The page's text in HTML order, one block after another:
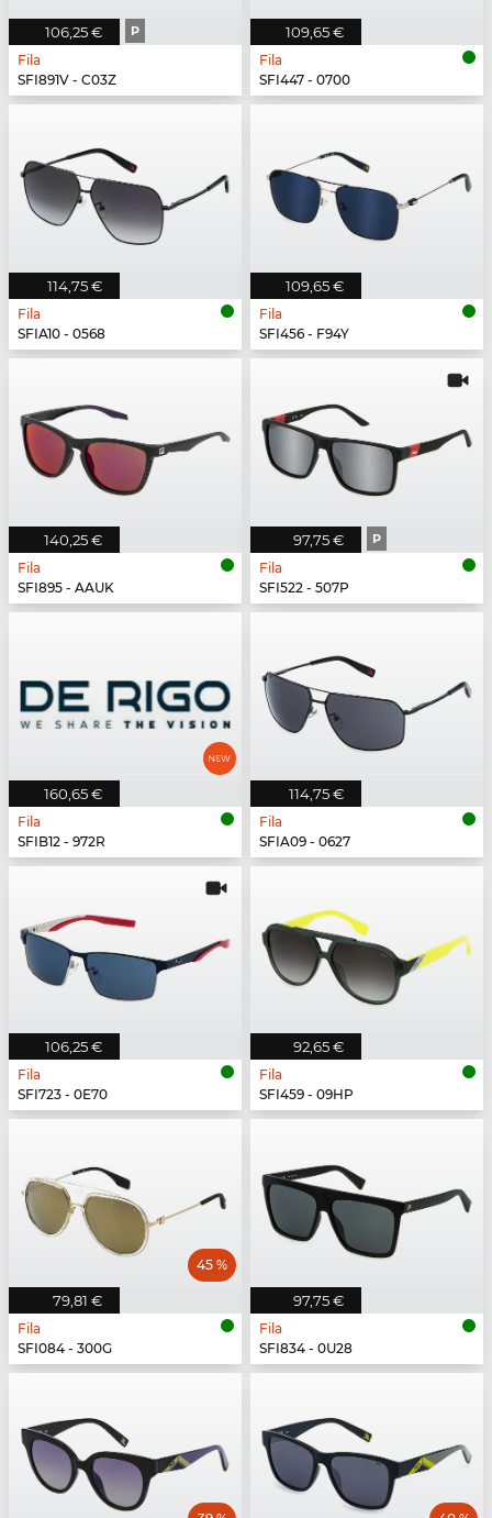
106,25 € P
Fila
SFI891V - C03Z
109,65 €
Fila
SFI447 - 0700
114,75 €
Fila
SFIA10 - 0568
109,65 €
Fila
SFI456 - F94Y
140,25 €
Fila
SFI895 - AAUK
97,75 € P
Fila
SFI522 - 507P
160,65 €
Fila
SFIB12 - 972R
114,75 €
Fila
SFIA09 - 0627
106,25 €
Fila
SFI723 - 0E70
92,65 €
Fila
SFI459 - 09HP
79,81 €
45 %
Fila
SFI084 - 300G
97,75 €
Fila
SFI834 - 0U28